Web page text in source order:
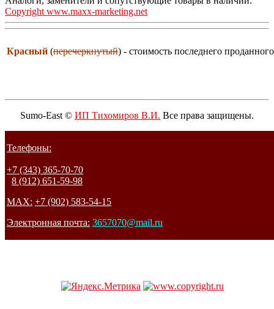
Copyright www.maxx-marketing.net
Красный (перечеркнутый) - стоимость последнего
Sumo-East © ИП Тихомиров В.И. Все права защищены.
Телефоны:
+7 (343) 365-70-70
8 (912) 651-59-98
MAX: +7 (902) 583-54-15
Электронная почта: 3657070@mail.ru